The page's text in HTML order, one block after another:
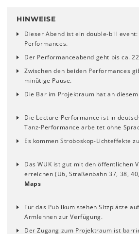
HINWEISE
Dieser Abend ist ein double-bill event:
Performances.
Der Performanceabend geht bis ca.
Zwischen den beiden Performances
minütige Pause.
Die Bar im Projektraum hat an
Die Lecture-Performance ist in
Tanz-Performance arbeitet ohne
Es kommen Stroboskop-Lichteffekte
Das WUK ist gut mit den öffentlichen
erreichen (U6, Straßenbahn 37, 38,
Maps
Für das Publikum stehen Sitzplätze
Armlehnen zur Verfügung.
Der Zugang zum Projektraum ist